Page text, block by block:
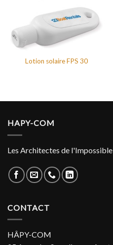
Lotion solaire FPS 30
HAPY-COM
Les Architectes de l'Impossible
CONTACT
HÂPY-COM